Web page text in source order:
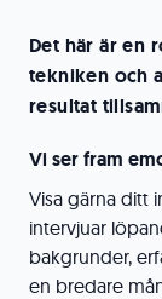
Det här är en
tekniken och
resultat
Vi ser fram
Visa gärna ditt
intervjuar
bakgrunder,
en bredare